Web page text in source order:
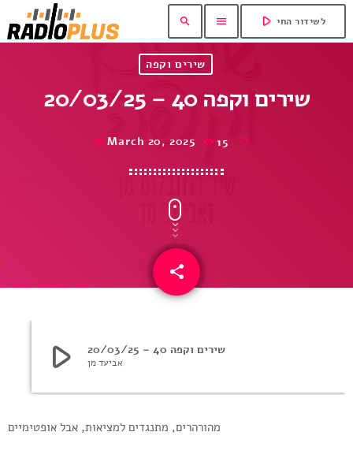
search menu play_arrow לשידור החי
שירים וקפה
שירים וקפה 40 – 20/03/25
today March 20, 2025 15
share
email
play_arrow שירים וקפה 40 – 20/03/25
אביעד מן
מהורהרים, מתנגדים למציאות, אבל אופטימיים